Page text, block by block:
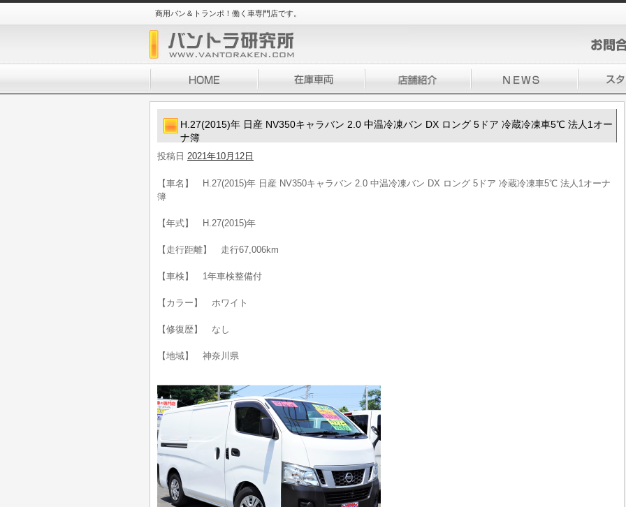
商用バン＆トランポ！働く車専門店です。
H.27(2015)年 日産 NV350キャラバン 2.0 中温冷凍バン DX ロング 5ドア 冷蔵冷凍車5℃ 法人1オー
ナ簿
投稿日 2021年10月12日
【車名】 H.27(2015)年 日産 NV350キャラバン 2.0 中温冷凍バン DX ロング 5ドア 冷蔵冷凍車5℃ 法人1オーナ
簿
【年式】 H.27(2015)年
【走行距離】 走行67,006km
【車検】 1年車検整備付
【カラー】 ホワイト
【修復歴】 なし
【地域】 神奈川県